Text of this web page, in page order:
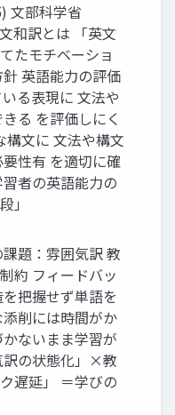
文部科学省
和訳とは 「英文
たモチベーショ
英語能力の評価
る表現に 文法や
る を評価しにく
構文に 文法や構文
性有 を適切に確
者の英語能力の
」
題：雰囲気訳 教
約 フィードバッ
把握せず単語を
削には時間がか
ないまま学習が
訳の状態化」×教
遅延」 ＝学びの